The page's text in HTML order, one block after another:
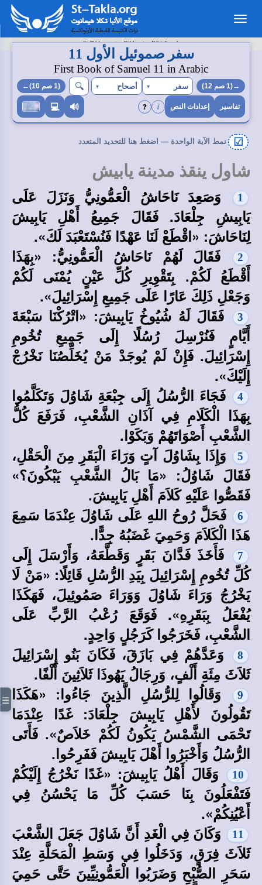
Toggle
navigation
St-Takla.org> Bibles> BibleSearch
تفاسير إعدادات النص i
❓
→(1 صم 12)
سفر صموئيل الأول 11
(1 صم 10)←
First Book of Samuel 11 in Arabic
سفر ▾ أصحاح ▾
🔍︎
🔊
💻
☑ نمط الآية الواحدة — اضغط هنا للتحديد المتعدد
شاول ينقذ مدينة يابيش
1
وَصَعِدَ نَاحَاشُ الْعَمُّونِيُّ وَنَزَلَ عَلَى
يَابِيشِ جِلْعَادَ. فَقَالَ جَمِيعُ أَهْلِ يَابِيشَ
لِنَاحَاشَ: «اقْطَعْ لَنَا عَهْدًا فَنُسْتَعْبَدَ لَكَ».
2
فَقَالَ لَهُمْ نَاحَاشُ الْعَمُّونِيُّ: «بِهَذَا
أَقْطَعُ لَكُمْ. بِتَقْوِيرِ كُلِّ عَيْنٍ يُمْنَى لَكُمْ
وَجَعْلِ ذَلِكَ عَارًا عَلَى جَمِيعِ إِسْرَائِيلَ».
3
فَقَالَ لَهُ شُيُوخُ يَابِيشَ: «اتْرُكْنَا سَبْعَةَ
أَيَّامٍ فَنُرْسِلَ رُسُلًا إِلَى جَمِيعِ تُخُومِ
إِسْرَائِيلَ. فَإِنْ لَمْ يُوجَدْ مَنْ يُخَلِّصُنَا نَخْرُجْ
إِلَيْكَ».
4
فَجَاءَ الرُّسُلُ إِلَى جِبْعَةِ شَاوُلَ وَتَكَلَّمُوا
بِهَذَا الْكَلَامِ فِي آذَانِ الشَّعْبِ، فَرَفَعَ كُلُّ
الشَّعْبِ أَصْوَاتَهُمْ وَبَكَوْا.
5
وَإِذَا بِشَاوُلَ آتٍ وَرَاءَ الْبَقَرِ مِنَ الْحَقْلِ،
فَقَالَ شَاوُلُ: «مَا بَالُ الشَّعْبِ يَبْكُونَ؟»
فَقَصُّوا عَلَيْهِ كَلاَمَ أَهْلِ يَابِيشَ.
6
فَحَلَّ رُوحُ اللهِ عَلَى شَاوُلَ عِنْدَمَا سَمِعَ
هَذَا الْكَلاَمَ وَحَمِيَ غَضَبُهُ جِدًّا.
7
فَأَخَذَ فَدَّانَ بَقَرٍ وَقَطَّعَهُ، وَأَرْسَلَ إِلَى
كُلِّ تُخُومِ إِسْرَائِيلَ بِيَدِ الرُّسُلِ قَائِلًا: «مَنْ لَا
يَخْرُجُ وَرَاءَ شَاوُلَ وَوَرَاءَ صَمُوئِيلَ، فَهَكَذَا
يُفْعَلُ بِبَقَرِهِ». فَوَقَعَ رُعْبُ الرَّبِّ عَلَى
الشَّعْبِ، فَخَرَجُوا كَرَجُلٍ وَاحِدٍ.
8
وَعَدَّهُمْ فِي بَازَقَ، فَكَانَ بَنُو إِسْرَائِيلَ
ثَلاَثَ مِئَةِ أَلْفٍ، وَرِجَالُ يَهُوذَا ثَلاَثِينَ أَلْفًا.
9
وَقَالُوا لِلرُّسُلِ الَّذِينَ جَاءُوا: «هَكَذَا
تَقُولُونَ لأَهْلِ يَابِيشَ جِلْعَادَ: غَدًا عِنْدَمَا
تَحْمَى الشَّمْسُ يَكُونُ لَكُمْ خَلاَصٌ». فَأَتَى
الرُّسُلُ وَأَخْبَرُوا أَهْلَ يَابِيشَ فَفَرِحُوا.
10
وَقَالَ أَهْلُ يَابِيشَ: «غَدًا نَخْرُجُ إِلَيْكُمْ
فَتَفْعَلُونَ بِنَا حَسَبَ كُلِّ مَا يَحْسُنُ فِي
أَعْيُنِكُمْ».
11
وَكَانَ فِي الْغَدِ أَنَّ شَاوُلَ جَعَلَ الشَّعْبَ
ثَلاَثَ فِرَقٍ، وَدَخَلُوا فِي وَسَطِ الْمَحَلَّةِ عِنْدَ
سَحَرِ الصُّبْحِ وَضَرَبُوا الْعَمُّونِيِّينَ حَتَّى حَمِيَ
☰